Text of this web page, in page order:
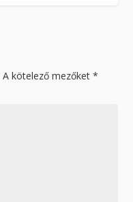
A kötelező mezőket*